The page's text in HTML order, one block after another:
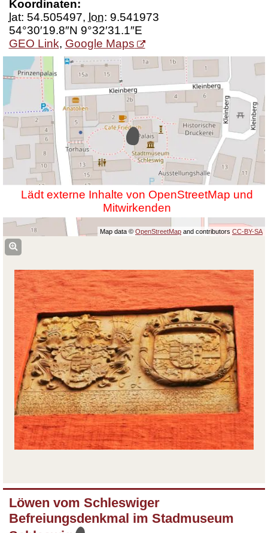
Koordinaten:
lat: 54.505497, lon: 9.541973
54°30′19.8″N 9°32′31.1″E
GEO Link, Google Maps
Map data © OpenStreetMap and contributors CC-BY-SA
Lädt externe Inhalte von OpenStreetMap und
Mitwirkenden
Löwen vom Schleswiger
Befreiungsdenkmal im Stadmuseum